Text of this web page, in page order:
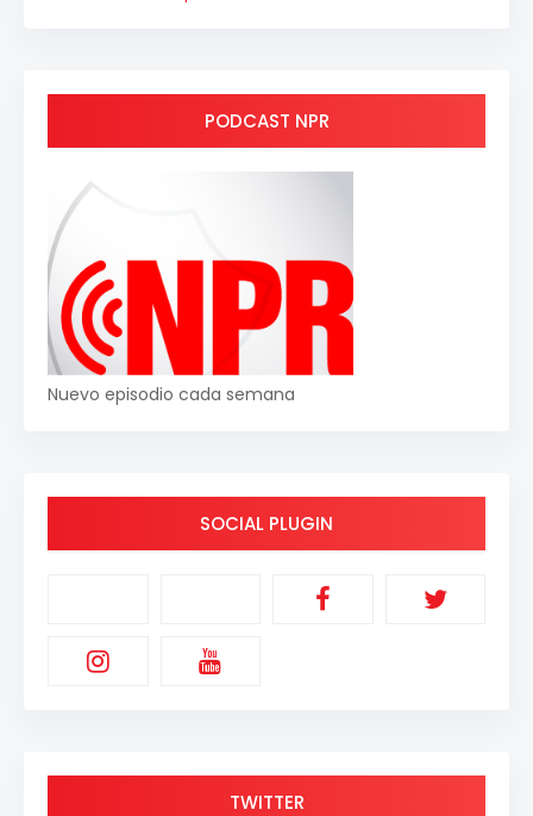
PODCAST NPR
Nuevo episodio cada semana
SOCIAL PLUGIN
TWITTER